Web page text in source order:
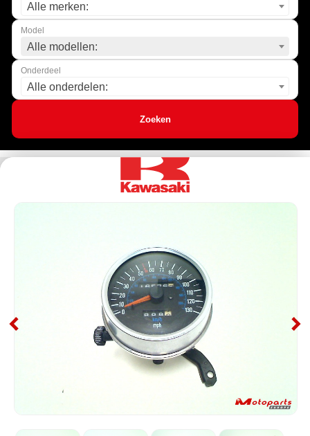
Alle merken:
Model
Alle modellen:
Onderdeel
Alle onderdelen:
Zoeken